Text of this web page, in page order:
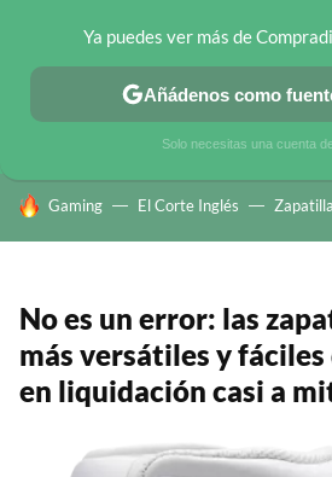
CHOLLOS TELEGRAM OFERTAS EN
HOY SE HABLA DE
Gaming El Corte Inglés
No es un error: las
más versátiles y
en liquidación casi a
Ya puedes ver más de
Añádenos como
Solo necesitas una cuenta